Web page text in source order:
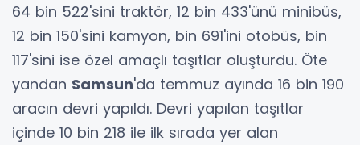
64 bin 522'sini traktör, 12 bin 433'ünü minibüs,
12 bin 150'sini kamyon, bin 691'ini otobüs, bin
117'sini ise özel amaçlı taşıtlar oluşturdu. Öte
yandan Samsun'da temmuz ayında 16 bin 190
aracın devri yapıldı. Devri yapılan taşıtlar
içinde 10 bin 218 ile ilk sırada yer alan